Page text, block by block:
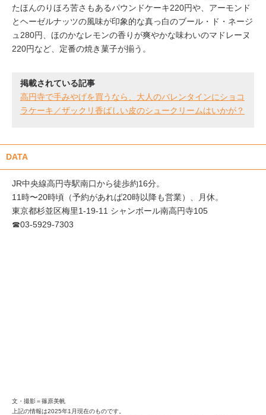
たほんのりほろ苦さもあるパウンドケーキ220円や、アーモンド
とヘーゼルナッツの風味が印象的な真っ白のブール・ド・ネージ
ュ280円、ほのかなレモンの香りが爽やかな味わいのマドレーヌ
220円など、定番の焼き菓子が揃う。
掲載されている記事
高円寺で手みやげを買うなら、大人のバレンタインにショコ
ラケーキ／ザックリ香ばしい皮のシュークリームはいかが？
DATA
JR中央線高円寺駅南口から徒歩約16分。
11時〜20時頃（予約があれば20時以降も営業）、月休。
東京都杉並区梅里1-19-11 シャンボール南高円寺105
☎03-5929-7303
文・撮影＝篠原美帆
上記の情報は2025年1月現在のものです。